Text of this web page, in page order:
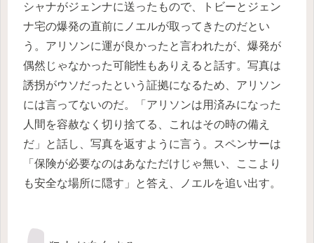
シャナがジェンナに送ったもので、トビーとジェン
ナ宅の爆発の直前にノエルが取ってきたのだとい
う。アリソンに運が良かったと言われたが、爆発が
偶然じゃなかった可能性もありえると話す。写真は
誘拐がウソだったという証拠になるため、アリソン
には言ってないのだ。「アリソンは用済みになった
人間を容赦なく切り捨てる、これはその時の備え
だ」と話し、写真を返すように言う。スペンサーは
「保険が必要なのはあなただけじゃ無い、ここより
も安全な場所に隠す」と答え、ノエルを追い出す。